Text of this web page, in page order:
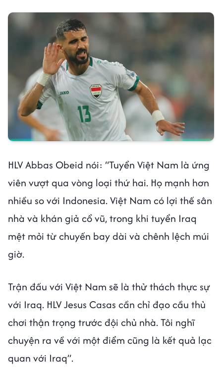
HLV Abbas Obeid nói: “Tuyển Việt Nam là ứng
viên vượt qua vòng loại thứ hai. Họ mạnh hơn
nhiều so với Indonesia. Việt Nam có lợi thế sân
nhà và khán giả cổ vũ, trong khi tuyển Iraq
mệt mỏi từ chuyến bay dài và chênh lệch múi
giờ.
Trận đấu với Việt Nam sẽ là thử thách thực sự
với Iraq. HLV Jesus Casas cần chỉ đạo cầu thủ
chơi thận trọng trước đội chủ nhà. Tôi nghĩ
chuyện ra về với một điểm cũng là kết quả lạc
quan với Iraq”.